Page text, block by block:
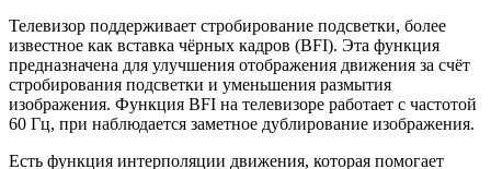
Телевизор поддерживает стробирование подсветки, более
известное как вставка чёрных кадров (BFI). Эта функция
предназначена для улучшения отображения движения за счёт
стробирования подсветки и уменьшения размытия
изображения. Функция BFI на телевизоре работает с частотой
60 Гц, при наблюдается заметное дублирование изображения.
Есть функция интерполяции движения, которая помогает